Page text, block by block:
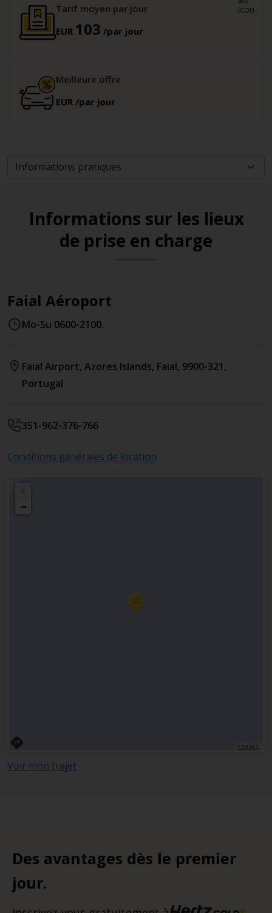
Tarif moyen par jour
EUR 103 /par jour
Meilleure offre
EUR /par jour
Informations sur les lieux
de prise en charge
Faial Aéroport
Mo-Su 0600-2100.
Faial Airport, Azores Islands, Faial, 9900-321,
Portugal
351-962-376-766
Conditions générales de location
−
Voir mon trajet
Des avantages dès le premier
jour.